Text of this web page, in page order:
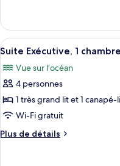
établissement
fumeurs,
vue
établissement
Chambre,
2
grands
lits,
non-
fumeurs,
vue
établissement
le
type
de
Chambre,
2
lits,
non-
vue
Afficher
toutes
les
photos
pour
ce
type
de
3
Suite Exécutive, 1
Vue sur l’océan
4 personnes
1 très grand lit et 1
Wi-Fi gratuit
Plus de détails
Plus